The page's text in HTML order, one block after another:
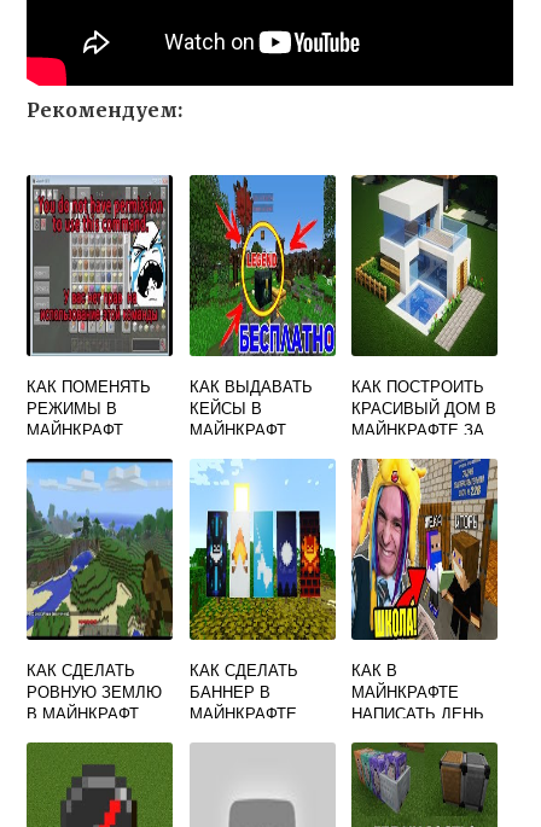
Рекомендуем:
КАК ПОМЕНЯТЬ
РЕЖИМЫ В
МАЙНКРАФТ
КАК ВЫДАВАТЬ
КЕЙСЫ В
МАЙНКРАФТ
КАК ПОСТРОИТЬ
КРАСИВЫЙ ДОМ В
МАЙНКРАФТЕ ЗА
КАК СДЕЛАТЬ
РОВНУЮ ЗЕМЛЮ
В МАЙНКРАФТ
КАК СДЕЛАТЬ
БАННЕР В
МАЙНКРАФТЕ
КАК В
МАЙНКРАФТЕ
НАПИСАТЬ ДЕНЬ